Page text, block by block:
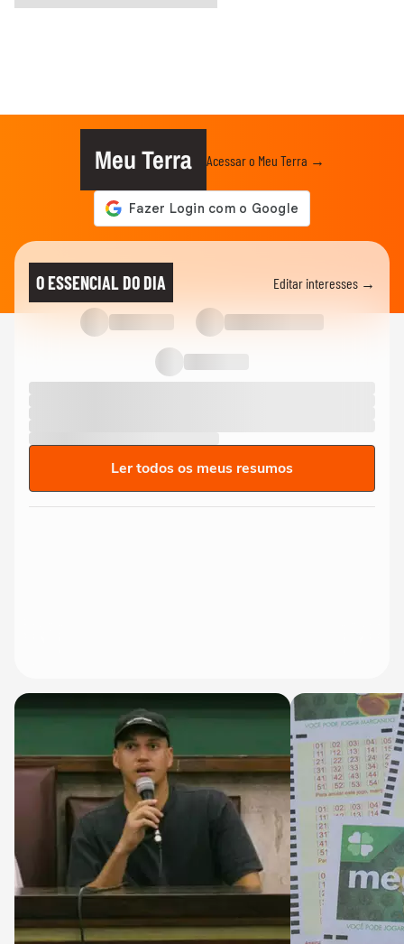
Meu Terra Acessar o Meu Terra →
O ESSENCIAL DO DIA Editar interesses →
Ler todos os meus resumos